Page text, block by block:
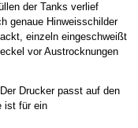
der Tanks verlief
genaue Hinweisschilder
einzeln eingeschweißt
vor Austrocknungen
Drucker passt auf den
ist für ein